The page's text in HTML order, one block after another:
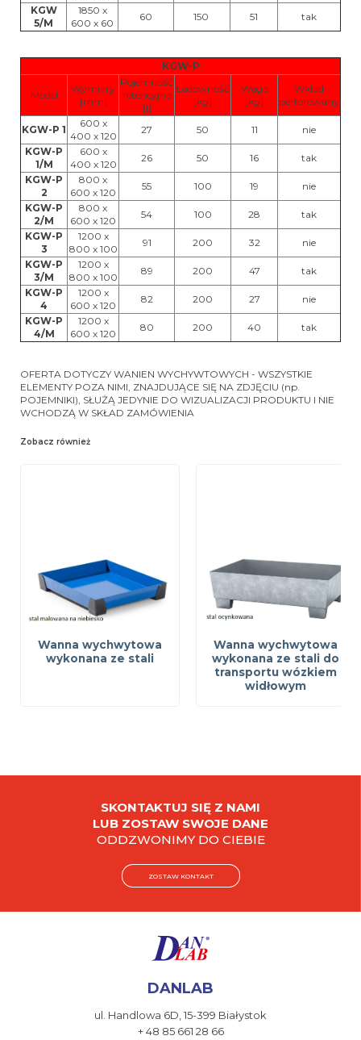
KGW
5/M
1850 x
600 x 60
60 150 51 tak
KGW-P
Model
Wymiary
[mm]
Pojemność
retencyjna
[l]
Ładowność
[kg]
Waga
[kg]
Wkład
perforowany
KGW-P 1
600 x
400 x 120
27 50 11
nie
KGW-P
1/M
600 x
400 x 120
26 50 16
tak
KGW-P
2
800 x
600 x 120
55 100 19
nie
KGW-P
2/M
800 x
600 x 120
54 100 28
tak
KGW-P
3
1200 x
800 x 100
91 200 32
nie
KGW-P
3/M
1200 x
800 x 100
89 200 47
tak
KGW-P
4
1200 x
600 x 120
82 200 27
nie
KGW-P
4/M
1200 x
600 x 120
80 200 40 tak
OFERTA DOTYCZY WANIEN WYCHYWTOWYCH - WSZYSTKIE
ELEMENTY POZA NIMI, ZNAJDUJĄCE SIĘ NA ZDJĘCIU (np.
POJEMNIKI), SŁUŻĄ JEDYNIE DO WIZUALIZACJI PRODUKTU I NIE
WCHODZĄ W SKŁAD ZAMÓWIENIA
Zobacz również
Wanna wychwytowa
wykonana ze stali
Wanna wychwytowa
wykonana ze stali do
transportu wózkiem
widłowym
SKONTAKTUJ SIĘ Z NAMI
LUB ZOSTAW SWOJE DANE
ODDZWONIMY DO CIEBIE
ZOSTAW KONTAKT
DANLAB
ul. Handlowa 6D,15-399 Białystok
+ 48 85 661 28 66